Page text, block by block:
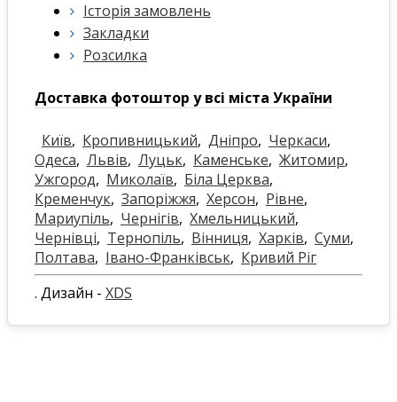
Історія замовлень
Закладки
Розсилка
Доставка фотоштор у всі міста України
Київ, Кропивницький, Дніпро, Черкаси,
Одеса, Львів, Луцьк, Каменське, Житомир,
Ужгород, Миколаїв, Біла Церква,
Кременчук, Запоріжжя, Херсон, Рівне,
Мариупіль, Чернігів, Хмельницький,
Чернівці, Тернопіль, Вінниця, Харків, Суми,
Полтава, Івано-Франківськ, Кривий Ріг
. Дизайн - XDS